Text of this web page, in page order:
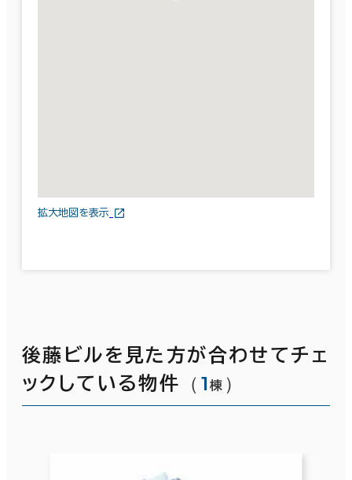
拡大地図を表示
後藤ビルを見た方が合わせてチェ
ックしている物件
（ 1棟 ）